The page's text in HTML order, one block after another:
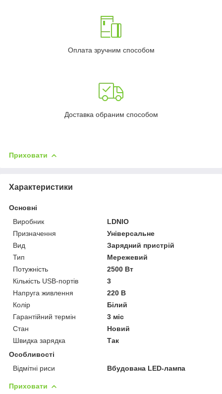
Оплата зручним способом
Доставка обраним способом
Приховати
Характеристики
Основні
Виробник
LDNIO
Призначення
Універсальне
Вид
Зарядний пристрій
Тип
Мережевий
Потужність
2500 Вт
Кількість USB-портів
3
Напруга живлення
220 В
Колір
Білий
Гарантійний термін
3 міс
Стан
Новий
Швидка зарядка
Так
Особливості
Відмітні риси
Вбудована LED-лампа
Приховати